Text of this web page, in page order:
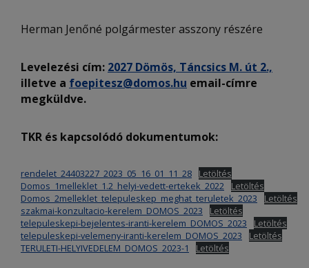
Herman Jenőné polgármester asszony részére
Levelezési cím: 2027 Dömös, Táncsics M. út 2.,
illetve a foepitesz@domos.hu email-címre
megküldve.
TKR és kapcsolódó dokumentumok:
rendelet_24403227_2023_05_16_01_11_28
Letöltés
Domos_1melleklet_1.2_helyi-vedett-ertekek_2022
Letöltés
Domos_2melleklet_telepuleskep_meghat_teruletek_2023
Letöltés
szakmai-konzultacio-kerelem_DOMOS_2023
Letöltés
telepuleskepi-bejelentes-iranti-kerelem_DOMOS_2023
Letöltés
telepuleskepi-velemeny-iranti-kerelem_DOMOS_2023
Letöltés
TERULETI-HELYIVEDELEM_DOMOS_2023-1
Letöltés